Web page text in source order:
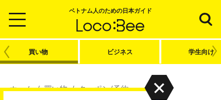
ベトナム人のための日本ガイド
買い物 ビジネス 学生向け
ホーム/買い物/クーポン/予約